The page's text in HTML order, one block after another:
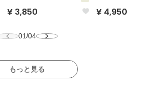
¥ 3,850 ¥ 4,950
01/04
もっと見る